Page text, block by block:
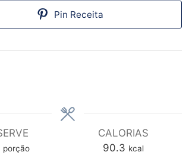
Pin Receita
porção
CALORIAS
90.3 kcal